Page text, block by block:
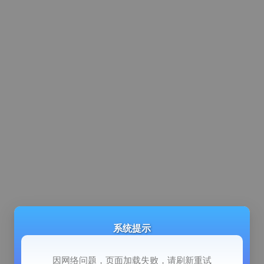
系统提示
因网络问题，页面加载失败，请刷新重试